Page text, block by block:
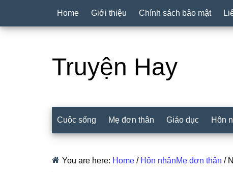
Home Giới thiệu Chính sách bảo mật
Truyện Hay
Cuộc sống Mẹ đơn thân Giáo dục Hôn
You are here: Home / Hôn nhânMẹ đơn thân /